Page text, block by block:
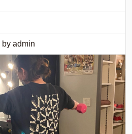
by admin